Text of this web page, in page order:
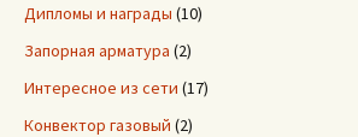
Дипломы и награды (10)
Запорная арматура (2)
Интересное из сети (17)
Конвектор газовый (2)